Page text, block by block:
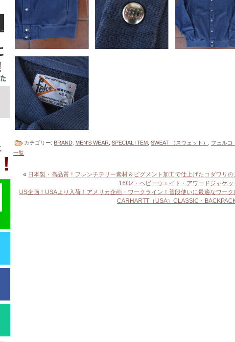
カテゴリー: BRAND MEN'S WEAR SPECIAL ITEM SWEAT （スウェット） フェルコ
一覧
« 日本製・高品質！フレンチテリー素材＆ピグメント加工で仕上げたコダワリ
16OZ・ヘビーウエイト・アワードジャケッ
US企画！USAより入荷！アメリカ企画・ワークライン！普段使いに最適なワー
CARHARTT（USA）CLASSIC・